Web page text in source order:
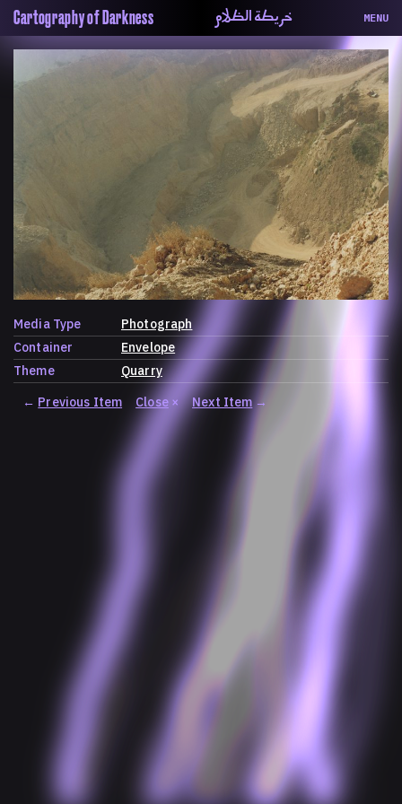
Cartography of Darkness خريطة الظلام MENU
ماهيتنا
Map
الخريطة
السلسة
الحاوية
المساهمين
التختيم
Media Type
Photograph
Container
Envelope
Theme
Quarry
← Previous Item Close× Next Item→